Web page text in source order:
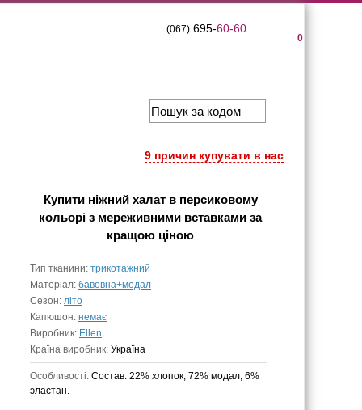
0
(067)695-60-60
9 причин купувати в нас
Купити ніжний халат в персиковому
кольорі з мереживними вставками за
кращою ціною
Тип тканини: трикотажний
Матеріал: бавовна+модал
Сезон: літо
Капюшон: немає
Виробник: Ellen
Країна виробник: Україна
Особливості: Состав: 22% хлопок, 72% модал, 6%
эластан.